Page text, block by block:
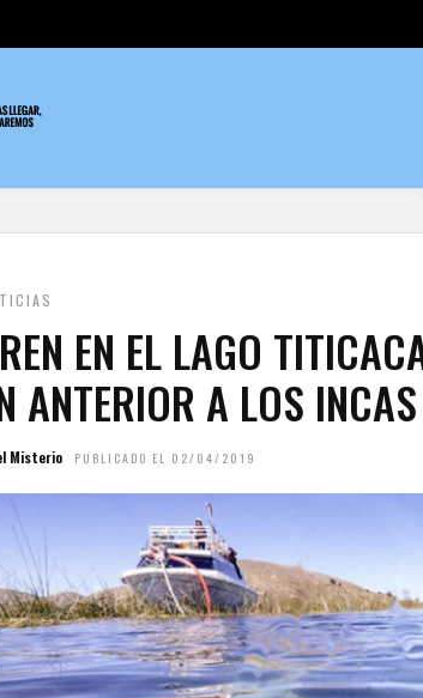
EN EL LAGO
ANTERIOR A LOS INCAS
Misterio PUBLICADO EL 02/04/2019